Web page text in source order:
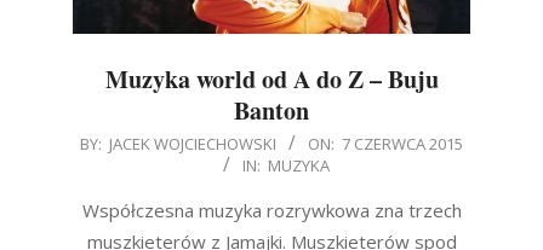
Muzyka world od A do Z – Buju
Banton
2015-
07
BY: JACEK WOJCIECHOWSKI ON: 7 CZERWCA 2015
IN: MUZYKA
Współczesna muzyka rozrywkowa zna trzech
muszkieterów z Jamajki. Muszkieterów spod